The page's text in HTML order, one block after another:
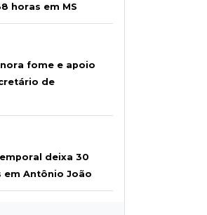
horas em MS
fome e apoio
de
deixa 30
em Antônio João